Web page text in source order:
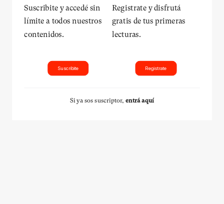
Suscribite y accedé sin
límite a todos nuestros
contenidos.
Suscribite
Registrate y disfrutá
gratis de tus primeras
lecturas.
Registrate
Si ya sos suscriptor, entrá aquí